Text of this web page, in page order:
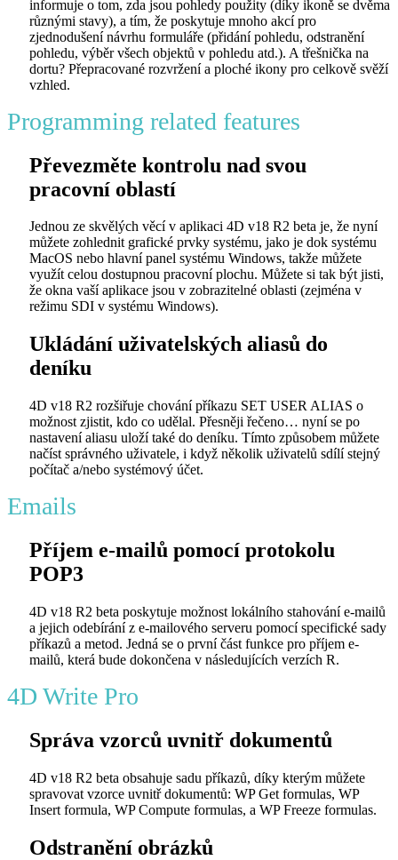
informuje o tom, zda jsou pohledy použity (díky ikoně se dvěma
různými stavy), a tím, že poskytuje mnoho akcí pro
zjednodušení návrhu formuláře (přidání pohledu, odstranění
pohledu, výběr všech objektů v pohledu atd.). A třešnička na
dortu? Přepracované rozvržení a ploché ikony pro celkově svěží
vzhled.
Programming related features
Převezměte kontrolu nad svou
pracovní oblastí
Jednou ze skvělých věcí v aplikaci 4D v18 R2 beta je, že nyní
můžete zohlednit grafické prvky systému, jako je dok systému
MacOS nebo hlavní panel systému Windows, takže můžete
využít celou dostupnou pracovní plochu. Můžete si tak být jisti,
že okna vaší aplikace jsou v zobrazitelné oblasti (zejména v
režimu SDI v systému Windows).
Ukládání uživatelských aliasů do
deníku
4D v18 R2 rozšiřuje chování příkazu SET USER ALIAS o
možnost zjistit, kdo co udělal. Přesněji řečeno… nyní se po
nastavení aliasu uloží také do deníku. Tímto způsobem můžete
načíst správného uživatele, i když několik uživatelů sdílí stejný
počítač a/nebo systémový účet.
Emails
Příjem e-mailů pomocí protokolu
POP3
4D v18 R2 beta poskytuje možnost lokálního stahování e-mailů
a jejich odebírání z e-mailového serveru pomocí specifické sady
příkazů a metod. Jedná se o první část funkce pro příjem e-
mailů, která bude dokončena v následujících verzích R.
4D Write Pro
Správa vzorců uvnitř dokumentů
4D v18 R2 beta obsahuje sadu příkazů, díky kterým můžete
spravovat vzorce uvnitř dokumentů: WP Get formulas, WP
Insert formula, WP Compute formulas, a WP Freeze formulas.
Odstranění obrázků